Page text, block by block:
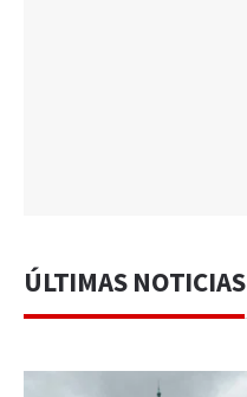
ÚLTIMAS NOTICIAS